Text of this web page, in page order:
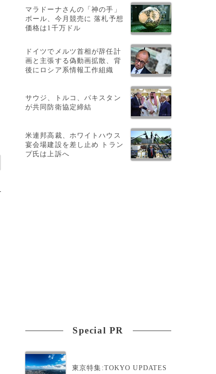
マラドーナさんの「神の手」
ボール、今月競売に 落札予想
価格は1千万ドル
ドイツでメルツ首相が辞任計
画と主張する偽動画拡散、背
後にロシア系情報工作組織
サウジ、トルコ、パキスタン
が共同防衛協定締結
米連邦高裁、ホワイトハウス
宴会場建設を差し止め トラン
プ氏は上訴へ
Special PR
東京特集:TOKYO UPDATES